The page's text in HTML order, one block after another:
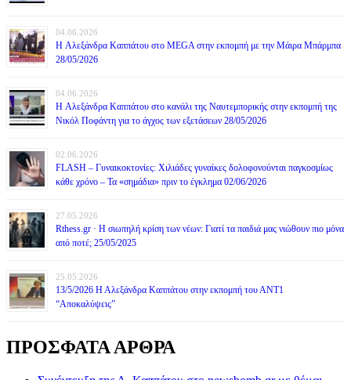
04.06.2026
H Αλεξάνδρα Καππάτου στο MEGA στην εκπομπή με την Μάιρα Mπάρμπα
28/05/2026
04.06.2026
H Αλεξάνδρα Καππάτου στο κανάλι της Ναυτεμπορικής στην εκπομπή της
Νικόλ Ποφάντη για το άγχος των εξετάσεων 28/05/2026
02.06.2026
FLASH – Γυναικοκτονίες: Χιλιάδες γυναίκες δολοφονούνται παγκοσμίως
κάθε χρόνο – Τα «σημάδια» πριν το έγκλημα 02/06/2026
27.05.2026
Rthess.gr · Η σιωπηλή κρίση των νέων: Γιατί τα παιδιά μας νιώθουν πιο μόνα
από ποτέ; 25/05/2025
25.05.2026
13/5/2026 Η Αλεξάνδρα Καππάτου στην εκπομπή του ΑΝΤ1
“Αποκαλύψεις”
ΠΡΟΣΦΑΤΑ ΑΡΘΡΑ